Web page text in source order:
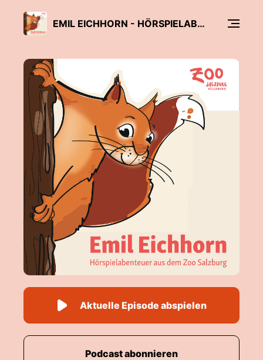
EMIL EICHHORN - HÖRSPIELABENTEUER AUS DEM ZOO SALZBURG
Aktuelle Episode abspielen
Podcast abonnieren